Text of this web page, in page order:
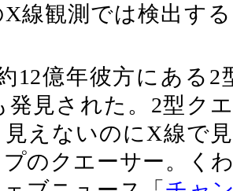
線観測では検出す
12億年彼方にある2
発見された。2型ク
えないのにX線で
のクエーサー。く